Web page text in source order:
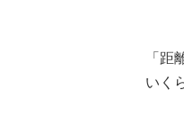
「距
いく